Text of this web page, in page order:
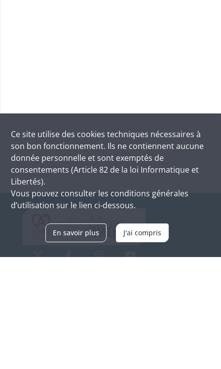
Ce site utilise des cookies techniques nécessaires à
son bon fonctionnement. Ils ne contiennent aucune
donnée personnelle et sont exemptés de
consentements (Article 82 de la loi Informatique et
Libertés).
Vous pouvez consulter les conditions générales
d’utilisation sur le lien ci-dessous.
En savoir plus J'ai compris